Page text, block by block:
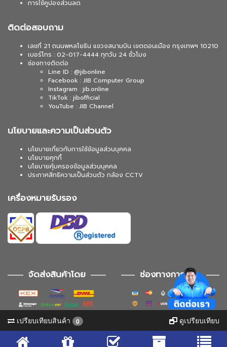
การใช้คูปองส่วนลด
ติดต่อสอบถาม
เลขที่ 21 ถนนพหลโยธิน แขวงสนามบิน เขตดอนเมือง กรุงเทพฯ 10210
เบอร์โทร : 02-017-4444 ทุกวัน 24 ชั่วโมง
ช่องทางติดต่อ
Line ID : @jibonline
Facebook : JIB Computer Group
Instagram : jib.online
TikTok : jibofficial
YouTube : JIB Channel
นโยบายและความเป็นส่วนตัว
นโยบายเกี่ยวกับการใช้ข้อมูลส่วนบุคคล
นโยบายคุกกี้
นโยบายคุ้มครองข้อมูลส่วนบุคคล
ประกาศสิทธิความเป็นส่วนตัว กล้อง CCTV
เครื่องหมายรับรอง
จัดส่งสินค้าโดย ช่องทางการชำระ
ช่องทางการติดตาม
เปรียบเทียบสินค้า 0 ดูเปรียบเทียบ